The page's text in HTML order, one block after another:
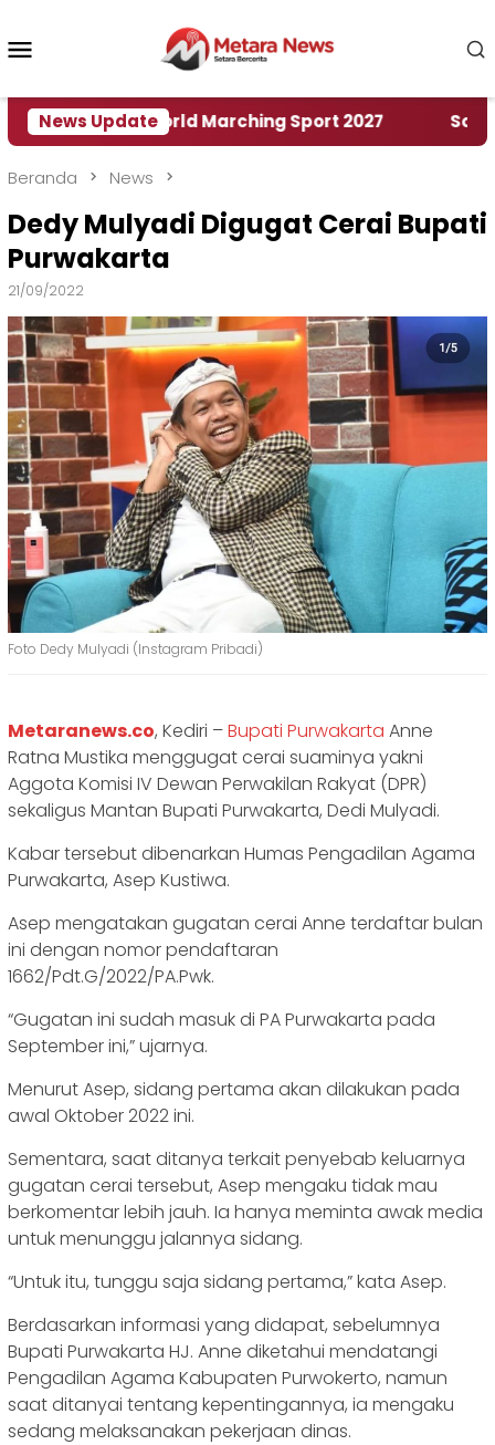
konten
News Update
World Marching Sport 2027 ‎Soal
Beranda News
Dedy Mulyadi Digugat Cerai Bupati
Purwakarta
21/09/2022
Foto Dedy Mulyadi (Instagram Pribadi)
Metaranews.co, Kediri –Bupati Purwakarta Anne
Ratna Mustika menggugat cerai suaminya yakni
Aggota Komisi IV Dewan Perwakilan Rakyat (DPR)
sekaligus Mantan Bupati Purwakarta, Dedi Mulyadi.
Kabar tersebut dibenarkan Humas Pengadilan Agama
Purwakarta, Asep Kustiwa.
Asep mengatakan gugatan cerai Anne terdaftar bulan
ini dengan nomor pendaftaran
1662/Pdt.G/2022/PA.Pwk.
“Gugatan ini sudah masuk di PA Purwakarta pada
September ini,” ujarnya.
Menurut Asep, sidang pertama akan dilakukan pada
awal Oktober 2022 ini.
Sementara, saat ditanya terkait penyebab keluarnya
gugatan cerai tersebut, Asep mengaku tidak mau
berkomentar lebih jauh. Ia hanya meminta awak media
untuk menunggu jalannya sidang.
“Untuk itu, tunggu saja sidang pertama,” kata Asep.
Berdasarkan informasi yang didapat, sebelumnya
Bupati Purwakarta HJ. Anne diketahui mendatangi
Pengadilan Agama Kabupaten Purwokerto, namun
saat ditanyai tentang kepentingannya, ia mengaku
sedang melaksanakan pekerjaan dinas.